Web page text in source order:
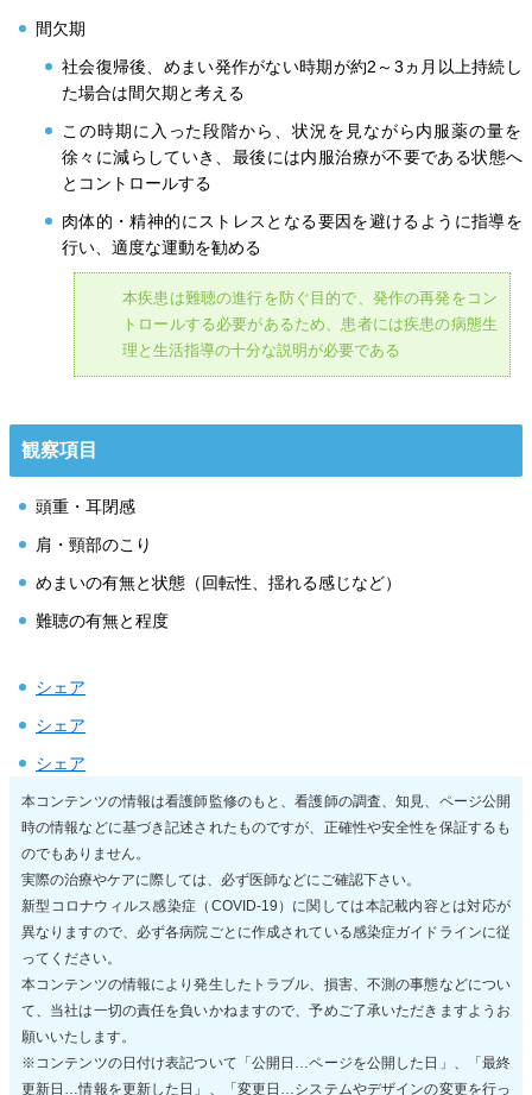
間欠期
社会復帰後、めまい発作がない時期が約2～3ヵ月以上持続し
た場合は間欠期と考える
この時期に入った段階から、状況を見ながら内服薬の量を
徐々に減らしていき、最後には内服治療が不要である状態へ
とコントロールする
肉体的・精神的にストレスとなる要因を避けるように指導を
行い、適度な運動を勧める
本疾患は難聴の進行を防ぐ目的で、発作の再発をコン
トロールする必要があるため、患者には疾患の病態生
理と生活指導の十分な説明が必要である
観察項目
頭重・耳閉感
肩・頸部のこり
めまいの有無と状態（回転性、揺れる感じなど）
難聴の有無と程度
シェア
シェア
シェア
本コンテンツの情報は看護師監修のもと、看護師の調査、知見、ページ公開
時の情報などに基づき記述されたものですが、正確性や安全性を保証するも
のでもありません。
実際の治療やケアに際しては、必ず医師などにご確認下さい。
新型コロナウィルス感染症（COVID-19）に関しては本記載内容とは対応が
異なりますので、必ず各病院ごとに作成されている感染症ガイドラインに従
ってください。
本コンテンツの情報により発生したトラブル、損害、不測の事態などについ
て、当社は一切の責任を負いかねますので、予めご了承いただきますようお
願いいたします。
※コンテンツの日付け表記ついて「公開日…ページを公開した日」、「最終
更新日…情報を更新した日」、「変更日…システムやデザインの変更を行っ